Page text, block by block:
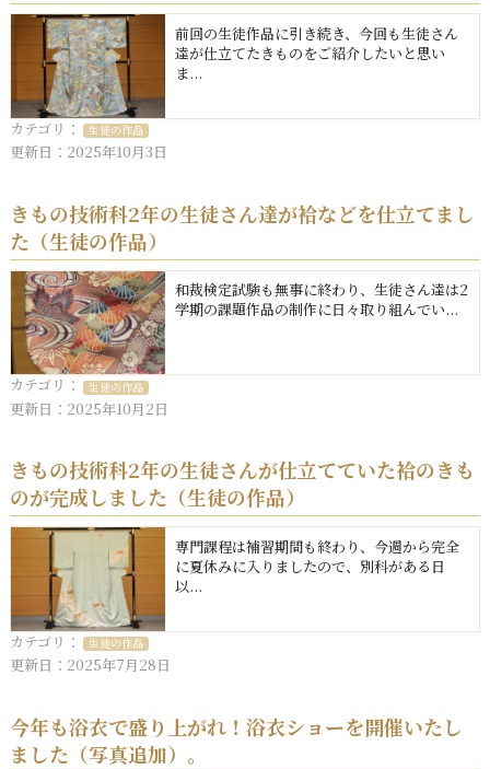
前回の生徒作品に引き続き、今回も生徒さん
達が仕立てたきものをご紹介したいと思い
ま...
カテゴリ： 生徒の作品
更新日：2025年10月3日
きもの技術科2年の生徒さん達が袷などを仕立てまし
た（生徒の作品）
和裁検定試験も無事に終わり、生徒さん達は2
学期の課題作品の制作に日々取り組んでい...
カテゴリ： 生徒の作品
更新日：2025年10月2日
きもの技術科2年の生徒さんが仕立てていた袷のきも
のが完成しました（生徒の作品）
専門課程は補習期間も終わり、今週から完全
に夏休みに入りましたので、別科がある日
以...
カテゴリ： 生徒の作品
更新日：2025年7月28日
今年も浴衣で盛り上がれ！浴衣ショーを開催いたし
ました（写真追加）。